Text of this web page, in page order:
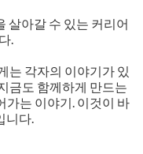
살아갈 수 있는 커리어
.
는 각자의 이야기가 있
금도 함께하게 만드는
가는 이야기. 이것이 바
니다.